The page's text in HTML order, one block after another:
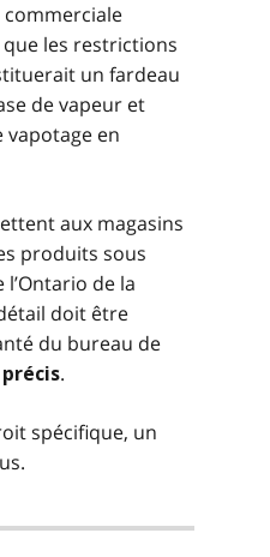
commerciale
les restrictions
un fardeau
de vapeur et
vapotage en
aux magasins
produits sous
de la
doit être
du bureau de
.
spécifique, un